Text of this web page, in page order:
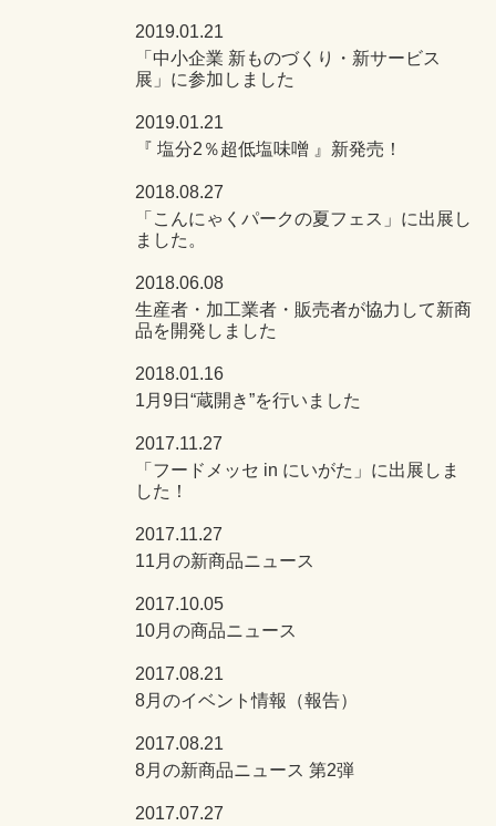
2019.01.21
「中小企業 新ものづくり・新サービス
展」に参加しました
2019.01.21
『 塩分2％超低塩味噌 』新発売！
2018.08.27
「こんにゃくパークの夏フェス」に出展し
ました。
2018.06.08
生産者・加工業者・販売者が協力して新商
品を開発しました
2018.01.16
1月9日“蔵開き”を行いました
2017.11.27
「フードメッセ in にいがた」に出展しま
した！
2017.11.27
11月の新商品ニュース
2017.10.05
10月の商品ニュース
2017.08.21
8月のイベント情報（報告）
2017.08.21
8月の新商品ニュース 第2弾
2017.07.27